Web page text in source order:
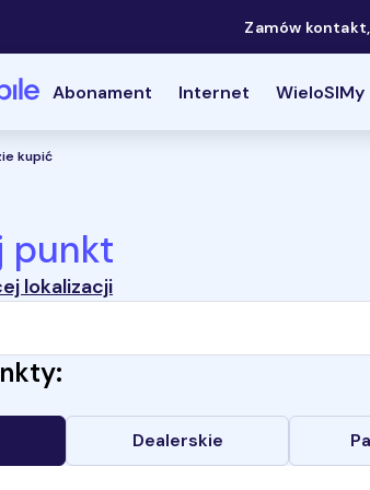
Zamów
Abonament Internet WieloSIMy
kupić
punkt
lokalizacji
Dealerskie